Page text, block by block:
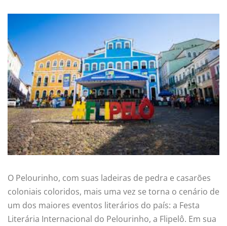
O Pelourinho, com suas ladeiras de pedra e casarões
coloniais coloridos, mais uma vez se torna o cenário de
um dos maiores eventos literários do país: a Festa
Literária Internacional do Pelourinho, a Flipelô. Em sua